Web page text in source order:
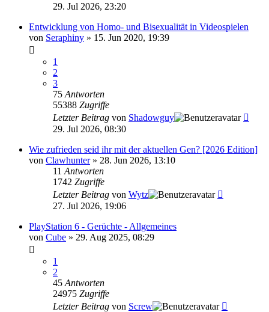
29. Jul 2026, 23:20
Entwicklung von Homo- und Bisexualität in Videospielen
von Seraphiny » 15. Jun 2020, 19:39
1
2
3
75 Antworten
55388 Zugriffe
Letzter Beitrag von Shadowguy
29. Jul 2026, 08:30
Wie zufrieden seid ihr mit der aktuellen Gen? [2026 Edition]
von Clawhunter» 28. Jun 2026, 13:10
11 Antworten
1742 Zugriffe
Letzter Beitrag von Wytz
27. Jul 2026, 19:06
PlayStation 6 - Gerüchte - Allgemeines
von Cube » 29. Aug 2025, 08:29
1
2
45 Antworten
24975 Zugriffe
Letzter Beitrag von Screw